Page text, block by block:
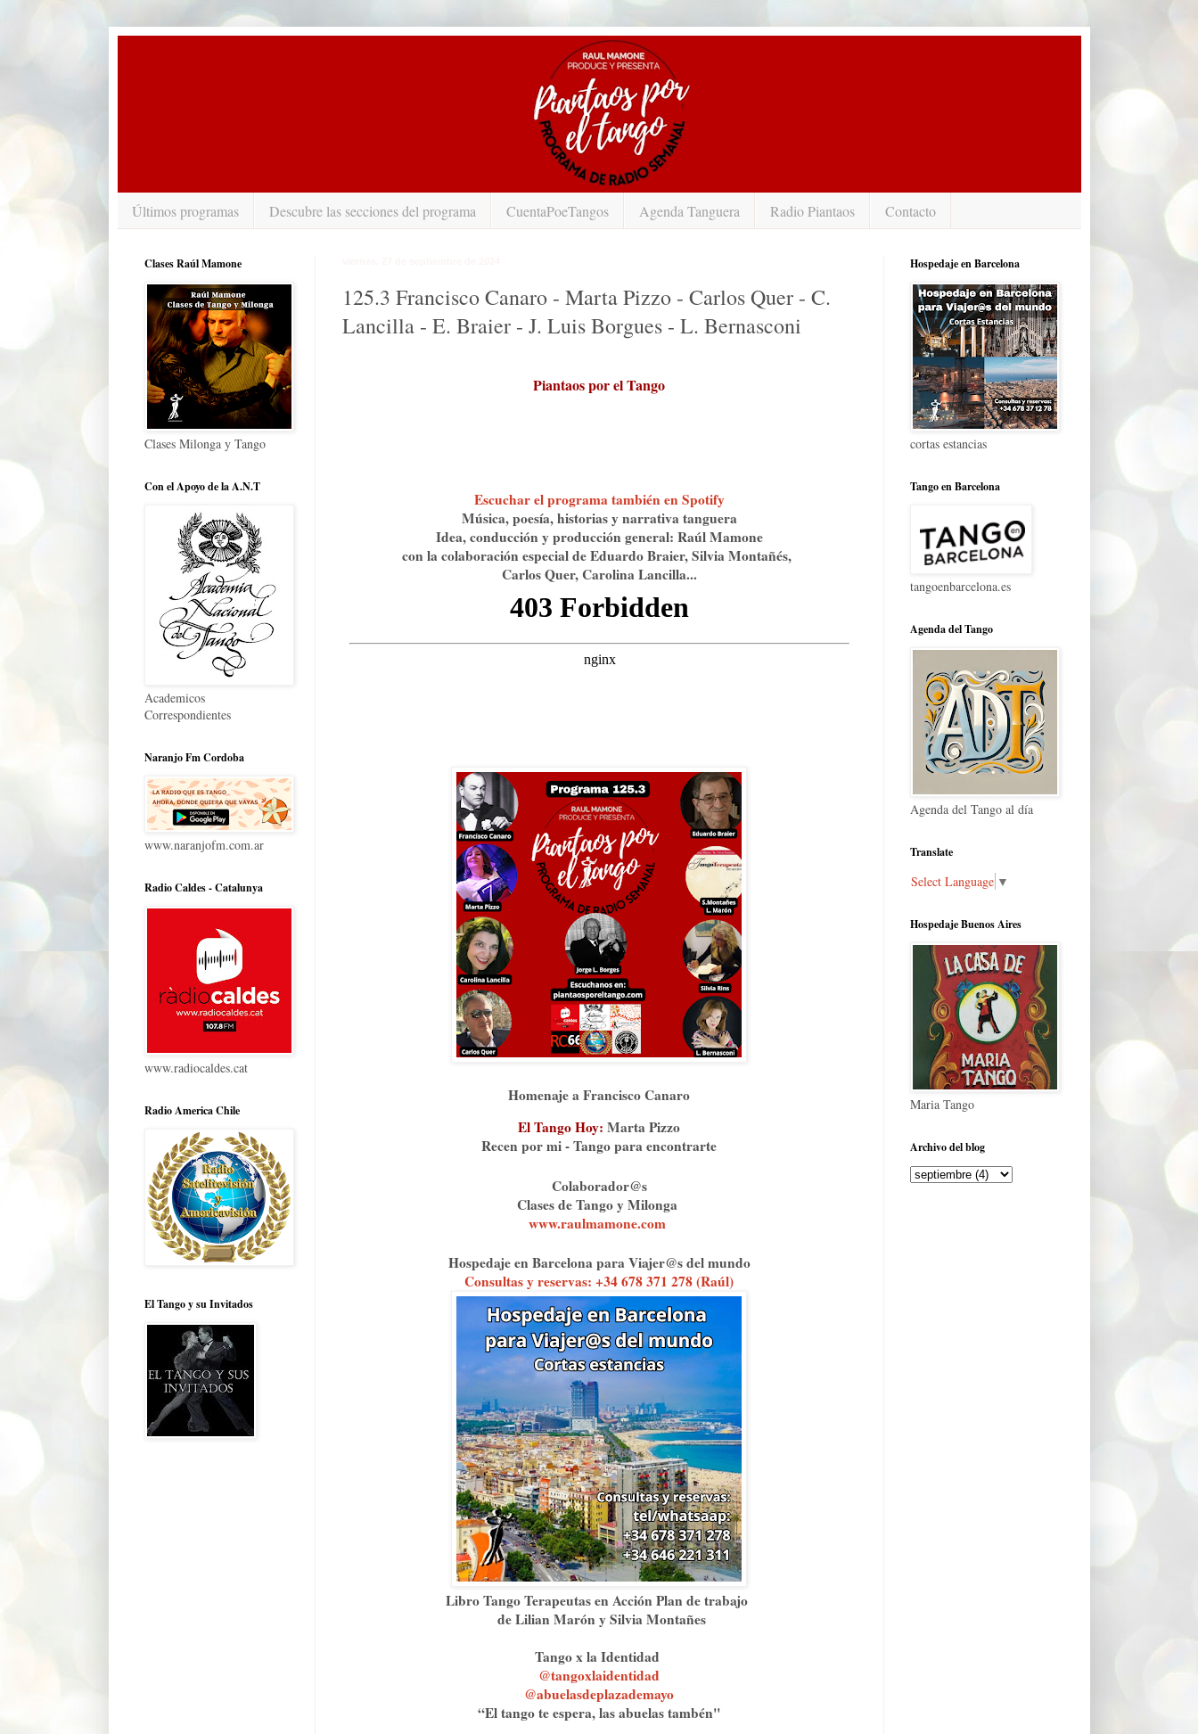
Últimos programas Descubre las secciones del programa CuentaPoeTangos Agenda Tanguera Radio Piantaos Contacto
125.3 Francisco Canaro - Marta Pizzo - Carlos Quer - C.
Lancilla - E. Braier - J. Luis Borgues - L. Bernasconi
Piantaos por el Tango
Escuchar el programa también en Spotify
Música, poesía, historias y narrativa tanguera
Idea, conducción y producción general: Raúl Mamone
con la colaboración especial de Eduardo Braier, Silvia Montañés,
Carlos Quer, Carolina Lancilla...
Homenaje a Francisco Canaro
El Tango Hoy: Marta Pizzo
Recen por mi - Tango para encontrarte
Colaborador@s
Clases de Tango y Milonga
www.raulmamone.com⁠
Hospedaje en Barcelona para Viajer@s del mundo
Consultas y reservas: +34 678 371 278 (Raúl)
Libro Tango Terapeutas en Acción Plan de trabajo
de Lilian Marón y Silvia Montañes
Tango x la Identidad
@tangoxlaidentidad⁠⁠⁠⁠
@⁠abuelasdeplazademayo⁠
“El tango te espera, las abuelas tambén"
Clases Raúl Mamone
Clases Milonga y Tango
Con el Apoyo de la A.N.T
Academicos
Correspondientes
Naranjo Fm Cordoba
www.naranjofm.com.ar
Radio Caldes - Catalunya
www.radiocaldes.cat
Radio America Chile
El Tango y su Invitados
Hospedaje en Barcelona
cortas estancias
Tango en Barcelona
tangoenbarcelona.es
Agenda del Tango
Agenda del Tango al día
Translate
Select Language ▼
Hospedaje Buenos Aires
Maria Tango
Archivo del blog